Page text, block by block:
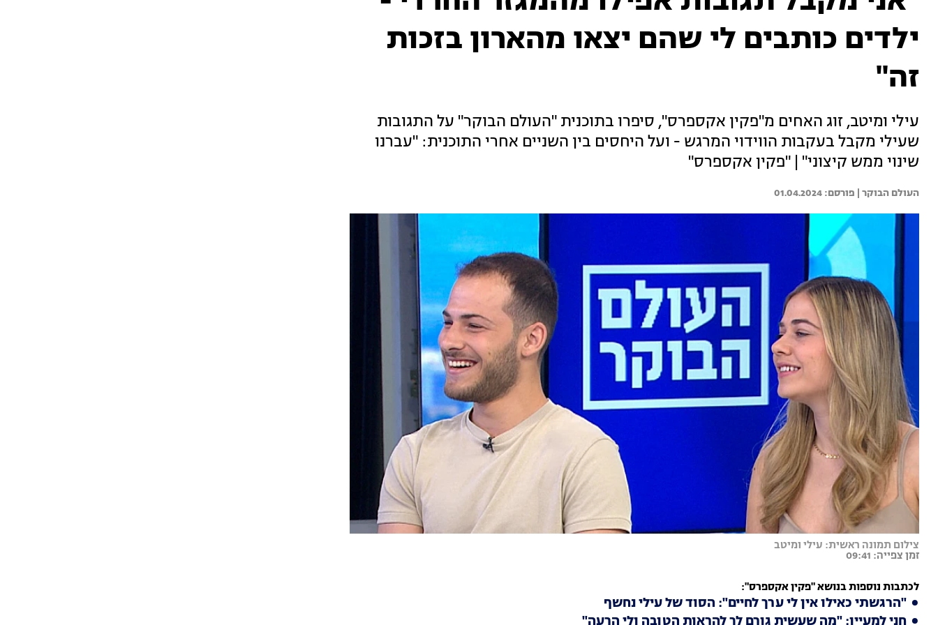
ילדים כותבים לי שהם יצאו מהארון בזכות
זה"
עילי ומיטב, זוג האחים מ"פקין אקספרס", סיפרו בתוכנית "העולם הבוקר" על התגובות
שעילי מקבל בעקבות הווידוי המרגש - ועל היחסים בין השניים אחרי התוכנית: "עברנו
שינוי ממש קיצוני" | "פקין אקספרס"
העולם הבוקר | 01.04.2024
צילום תמונה ראשית: עילי ומיטב
זמן צפייה: 09:41
לכתבות נוספות בנושא "פקין אקספרס":
"הרגשתי כאילו אין לי ערך לחיים": הסוד של עילי נחשף
חני למעיין: "מה שעשית גורם לך להראות הטובה ולי הרעה"